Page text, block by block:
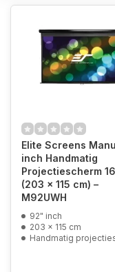
Elite Screens
inch Handmatig
Projectiescherm
(203 x 115 cm) –
M92UWH
92" inch
203 x 115 cm
Handmatig